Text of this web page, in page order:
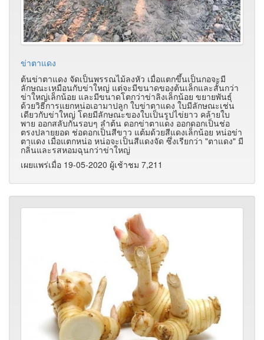
ข่าตาแดง
ต้นข่าตาแดง จัดเป็นพรรณไม้ลงหัว เมื่อแตกขึ้นเป็นกอจะมี
ลักษณะเหมือนกับข่าใหญ่ แต่จะมีขนาดของต้นเล็กและสั้นกว่า
ข่าใหญ่เล็กน้อย และมีขนาดโตกว่าข่าลิงเล็กน้อย ขยายพันธุ์
ด้วยวิธีการแยกหน่อเอามาปลูก ใบข่าตาแดง ใบมีลักษณะเช่น
เดียวกับข่าใหญ่ โดยมีลักษณะของใบเป็นรูปไข่ยาว คล้ายใบ
พาย ออกสลับกันรอบๆ ลำต้น ดอกข่าตาแดง ออกดอกเป็นช่อ
ตรงปลายยอด ช่อดอกเป็นสีขาว แต้มด้วยสีแดงเล็กน้อย หน่อข่า
ตาแดง เมื่อแตกหน่อ หน่อจะเป็นสีแดงจัด ซึ่งเรียกว่า "ตาแดง" มี
กลิ่นและรสหอมฉุนกว่าข่าใหญ่
เผยแพร่เมื่อ 19-05-2020 ผู้เช้าชม 7,211